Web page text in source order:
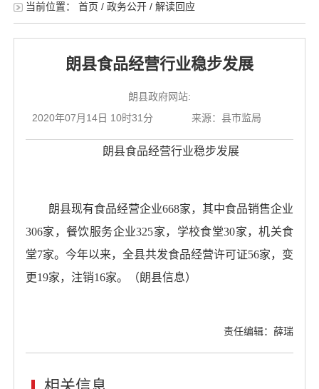
当前位置： 首页 / 政务公开/ 解读回应
朗县食品经营行业稳步发展
朗县政府网站:
2020年07月14日 10时31分
来源：县市监局
朗县食品经营行业稳步发展
朗县现有食品经营企业668家，其中食品销售企业
306家，餐饮服务企业325家，学校食堂30家，机关食
堂7家。今年以来，全县共发食品经营许可证56家，变
更19家，注销16家。（朗县信息）
责任编辑：薛瑞